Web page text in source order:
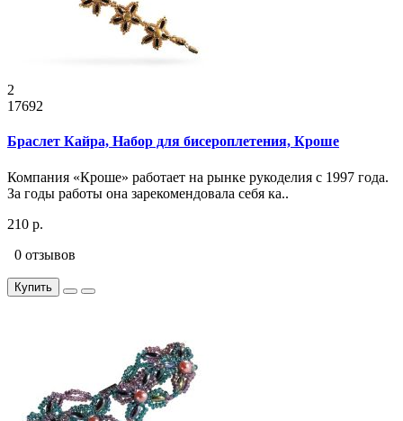
2
17692
Браслет Кайра, Набор для бисероплетения, Кроше
Компания «Кроше» работает на рынке рукоделия с 1997 года.
За годы работы она зарекомендовала себя ка..
210 р.
0 отзывов
Купить